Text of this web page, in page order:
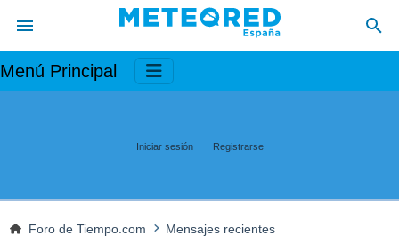
Menú Principal
Iniciar sesión Registrarse
Foro de Tiempo.com Mensajes recientes